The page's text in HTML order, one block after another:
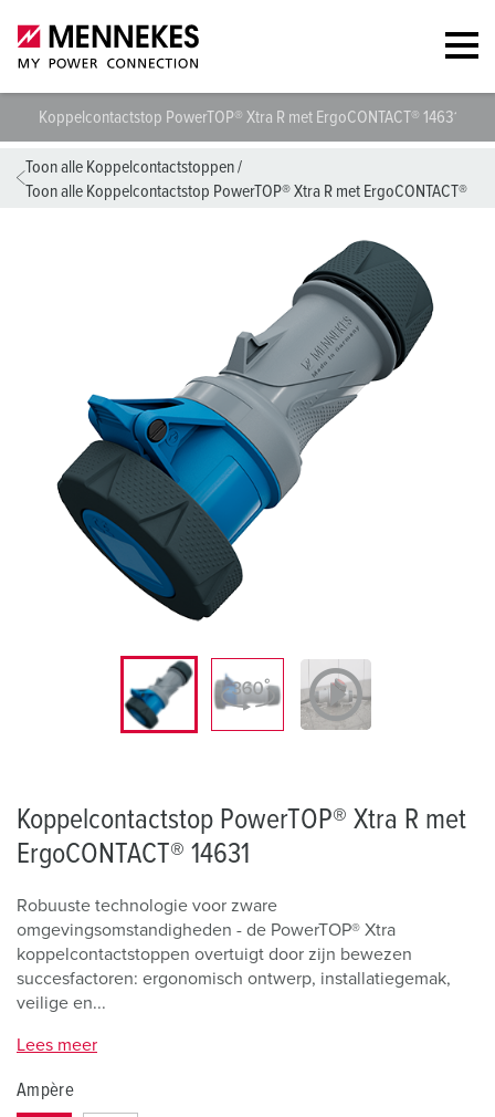
Koppelcontactstop PowerTOP® Xtra R met ErgoCONTACT® 14631
Toon alle Koppelcontactstoppen/
Toon alle Koppelcontactstop PowerTOP® Xtra R met ErgoCONTACT®
Koppelcontactstop PowerTOP® Xtra R met
ErgoCONTACT® 14631
Robuuste technologie voor zware
omgevingsomstandigheden - de PowerTOP® Xtra
koppelcontactstoppen overtuigt door zijn bewezen
succesfactoren: ergonomisch ontwerp, installatiegemak,
veilige en...
Lees meer
Ampère